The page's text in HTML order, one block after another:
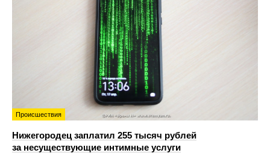
Происшествия
Нижегородец заплатил 255 тысяч рублей
за несуществующие интимные услуги